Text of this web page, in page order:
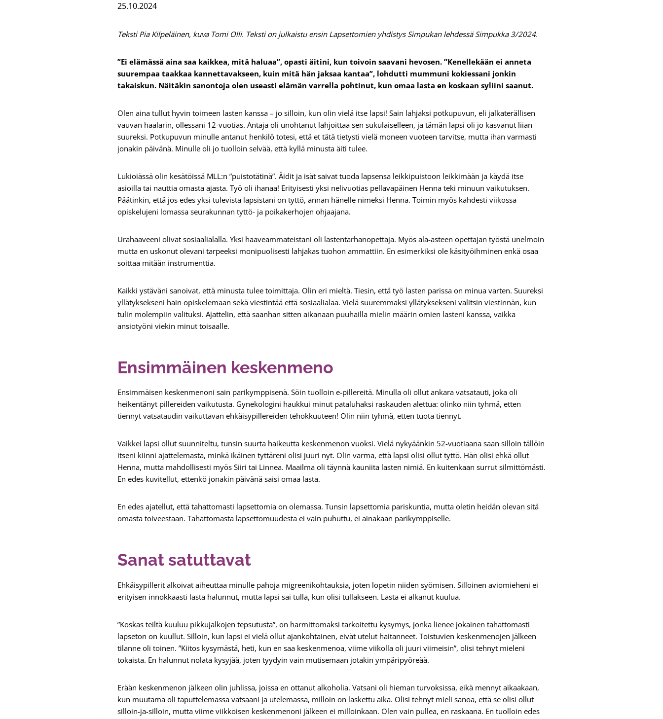
25.10.2024
Teksti Pia Kilpeläinen, kuva Tomi Olli. Teksti on julkaistu ensin Lapsettomien yhdistys Simpukan lehdessä Simpukka 3/2024.
”Ei elämässä aina saa kaikkea, mitä haluaa”, opasti äitini, kun toivoin saavani hevosen. ”Kenellekään ei anneta
suurempaa taakkaa kannettavakseen, kuin mitä hän jaksaa kantaa”, lohdutti mummuni kokiessani jonkin
takaiskun. Näitäkin sanontoja olen useasti elämän varrella pohtinut, kun omaa lasta en koskaan syliini saanut.
Olen aina tullut hyvin toimeen lasten kanssa – jo silloin, kun olin vielä itse lapsi! Sain lahjaksi potkupuvun, eli jalkaterällisen
vauvan haalarin, ollessani 12-vuotias. Antaja oli unohtanut lahjoittaa sen sukulaiselleen, ja tämän lapsi oli jo kasvanut liian
suureksi. Potkupuvun minulle antanut henkilö totesi, että et tätä tietysti vielä moneen vuoteen tarvitse, mutta ihan varmasti
jonakin päivänä. Minulle oli jo tuolloin selvää, että kyllä minusta äiti tulee.
Lukioiässä olin kesätöissä MLL:n ”puistotätinä”. Äidit ja isät saivat tuoda lapsensa leikkipuistoon leikkimään ja käydä itse
asioilla tai nauttia omasta ajasta. Työ oli ihanaa! Erityisesti yksi nelivuotias pellavapäinen Henna teki minuun vaikutuksen.
Päätinkin, että jos edes yksi tulevista lapsistani on tyttö, annan hänelle nimeksi Henna. Toimin myös kahdesti viikossa
opiskelujeni lomassa seurakunnan tyttö- ja poikakerhojen ohjaajana.
Urahaaveeni olivat sosiaalialalla. Yksi haa­veammateistani oli lastentarhanopettaja. Myös ala-asteen opettajan työstä unelmoin
mutta en uskonut olevani tarpeeksi monipuolisesti lahjakas tuohon ammattiin. En esimerkiksi ole käsityöihminen enkä osaa
soittaa mitään instrumenttia.
Kaikki ystäväni sanoivat, että minusta tulee toimittaja. Olin eri mieltä. Tiesin, että työ lasten parissa on minua varten. Suureksi
yllätyksekseni hain opiskelemaan sekä viestintää että sosiaalialaa. Vielä suuremmaksi yllätyksekseni valitsin viestinnän, kun
tulin molempiin valituksi. Ajattelin, että saanhan sitten aikanaan puuhailla mielin määrin omien lasteni kanssa, vaikka
ansiotyöni viekin minut toisaalle.
Ensimmäinen keskenmeno
Ensimmäisen keskenmenoni sain parikymppisenä. Söin tuolloin e-pillereitä. Minulla oli ollut ankara vatsatauti, joka oli
heikentänyt pillereiden vaikutusta. Gynekologini haukkui minut pataluhaksi raskauden alettua: olinko niin tyhmä, etten
tiennyt vatsataudin vaikuttavan ehkäisypillereiden tehokkuuteen! Olin niin tyhmä, etten tuota tiennyt.
Vaikkei lapsi ollut suunniteltu, tunsin suurta haikeutta keskenmenon vuoksi. Vielä nykyäänkin 52-vuotiaana saan silloin tällöin
itseni kiinni ajattelemasta, minkä ikäinen tyttäreni olisi juuri nyt. Olin varma, että lapsi olisi ollut tyttö. Hän olisi ehkä ollut
Henna, mutta mahdollisesti myös Siiri tai Linnea. Maailma oli täynnä kauniita lasten nimiä. En kuitenkaan surrut silmittömästi.
En edes kuvitellut, ettenkö jonakin päivänä saisi omaa lasta.
En edes ajatellut, että tahattomasti lapsettomia on olemassa. Tunsin lapsettomia pariskuntia, mutta oletin heidän olevan sitä
omasta toiveestaan. Tahattomasta lapsettomuudesta ei vain puhuttu, ei ainakaan parikymppiselle.
Sanat satuttavat
Ehkäisypillerit alkoivat aiheuttaa minulle pahoja migreenikohtauksia, joten lopetin niiden syömisen. Silloinen aviomieheni ei
erityisen innokkaasti lasta halunnut, mutta lapsi sai tulla, kun olisi tullakseen. Lasta ei alkanut kuulua.
”Koskas teiltä kuuluu pikkujalkojen tepsutusta”, on harmittomaksi tarkoitettu kysymys, jonka lienee jokainen tahattomasti
lapseton on kuullut. Silloin, kun lapsi ei vielä ollut ajankohtainen, eivät utelut haitanneet. Toistuvien keskenmenojen jälkeen
tilanne oli toinen. ”Kiitos kysymästä, heti, kun en saa keskenmenoa, viime viikolla oli juuri viimeisin”, olisi tehnyt mieleni
tokaista. En halunnut nolata kysyjää, joten tyydyin vain mutisemaan jotakin ympäripyöreää.
Erään keskenmenon jälkeen olin juhlissa, joissa en ottanut alkoholia. Vatsani oli hieman turvoksissa, eikä mennyt aikaakaan,
kun muutama oli taputtelemassa vatsaani ja utelemassa, milloin on laskettu aika. Olisi tehnyt mieli sanoa, että se olisi ollut
silloin-ja-silloin, mutta viime viikkoisen keskenmenoni jälkeen ei milloinkaan. Olen vain pullea, en raskaana. En tuolloin edes